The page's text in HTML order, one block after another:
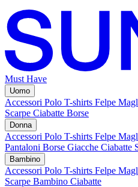
Must Have
Uomo
Accessori Polo T-shirts Felpe
Scarpe Ciabatte Borse
Donna
Accessori Polo T-shirts Felpe
Pantaloni Borse Giacche Ciabatte
Bambino
Accessori Polo T-shirts Felpe
Scarpe Bambino Ciabatte